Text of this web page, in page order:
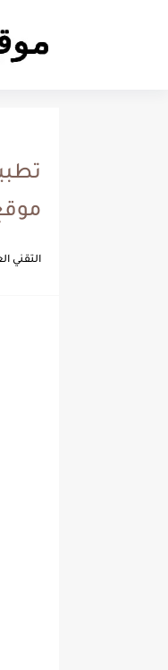
التقني